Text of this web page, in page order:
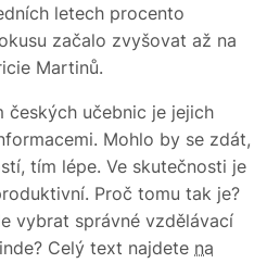
letech procento
začalo zvyšovat až na
Martinů.
českých učebnic je jejich
Mohlo by se zdát,
tím lépe. Ve skutečnosti je
Proč tomu tak je?
vybrat správné vzdělávací
Celý text najdete na